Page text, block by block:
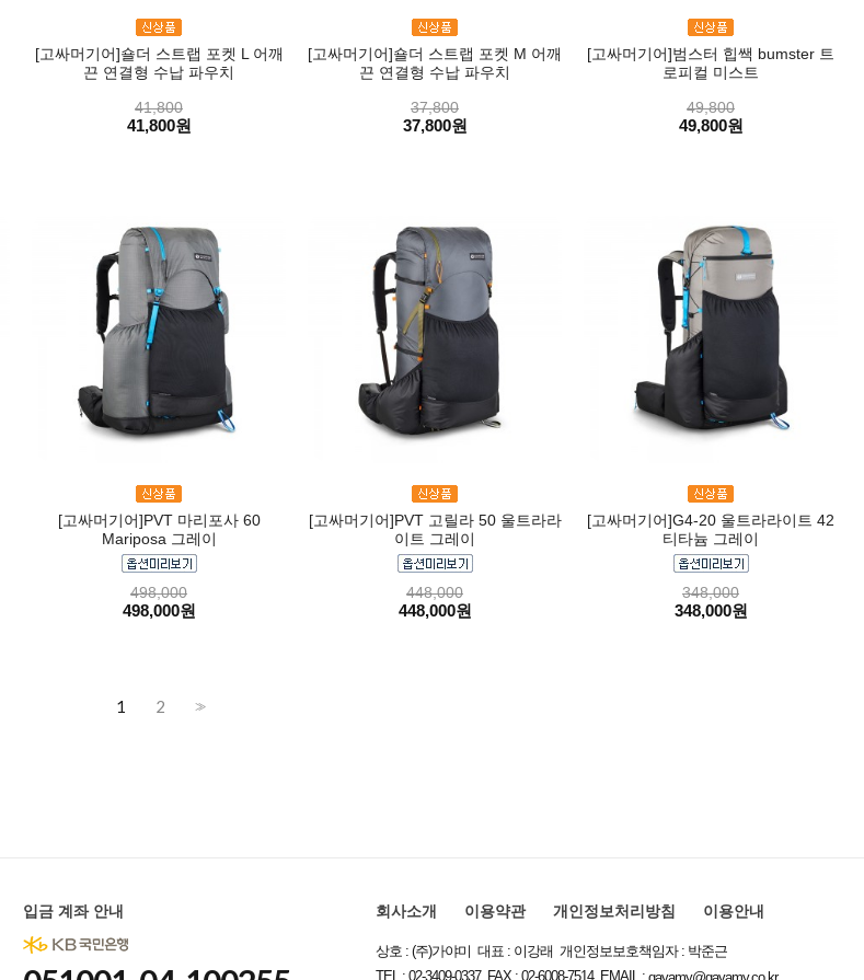
[고싸머기어]숄더 스트랩 포켓 L 어깨
끈 연결형 수납 파우치
41,800
41,800원
[고싸머기어]숄더 스트랩 포켓 M 어깨
끈 연결형 수납 파우치
37,800
37,800원
[고싸머기어]범스터 힙쌕 bumster 트
로피컬 미스트
49,800
49,800원
[고싸머기어]PVT 마리포사 60
Mariposa 그레이
498,000
498,000원
[고싸머기어]PVT 고릴라 50 울트라라
이트 그레이
448,000
448,000원
[고싸머기어]G4-20 울트라라이트 42
티타늄 그레이
348,000
348,000원
1 2 >>
입금 계좌 안내 회사소개 이용약관 개인정보처리방침 이용안내
상호 : (주)가야미 대표 : 이강래 개인정보보호책임자 : 박준근
TEL : 02-3409-0337 FAX : 02-6008-7514 EMAIL :